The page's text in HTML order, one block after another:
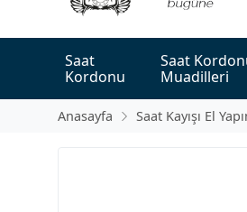
Saat
Kordonu
Saat
Muadilleri
Anasayfa Saat Kayışı El